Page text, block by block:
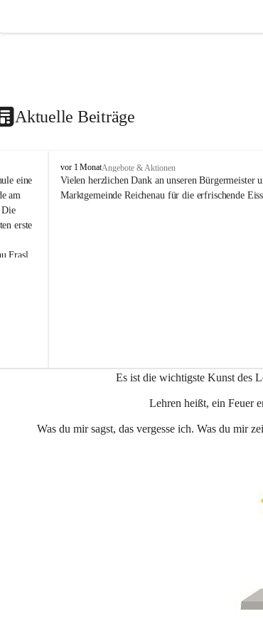
Aktuelle Beiträge
eine
am
Die
erste
Frasl
V
o
l
e
vor 1 MonatAngebote & Aktionen
Vielen herzlichen Dank an unseren Bürgermeister
Marktgemeinde Reichenau für die erfrischende
Es ist die wichtigste Kunst des
Lehren heißt, ein Feuer
Was du mir sagst, das vergesse ich. Was du mir